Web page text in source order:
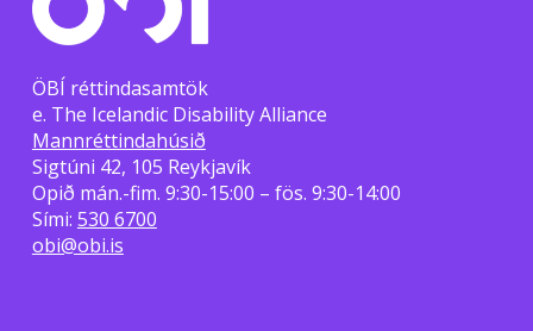
ÖBÍ réttindasamtök
e. The Icelandic Disability Alliance
Mannréttindahúsið
Sigtúni 42, 105 Reykjavík
Opið mán.-fim. 9:30-15:00 – fös. 9:30-14:00
Sími: 530 6700
obi@obi.is